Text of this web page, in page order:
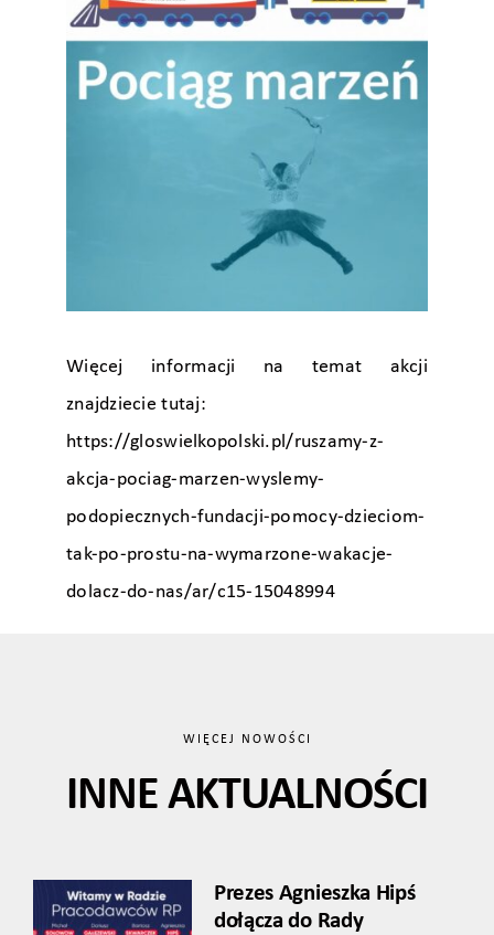
Więcej informacji na temat akcji
znajdziecie tutaj:
https://gloswielkopolski.pl/ruszamy-z-
akcja-pociag-marzen-wyslemy-
podopiecznych-fundacji-pomocy-dzieciom-
tak-po-prostu-na-wymarzone-wakacje-
dolacz-do-nas/ar/c15-15048994
WIĘCEJ NOWOŚCI
INNE AKTUALNOŚCI
Prezes Agnieszka Hipś
dołącza do Rady